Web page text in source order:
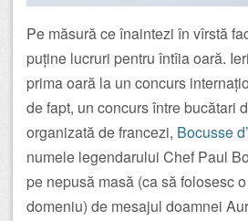
Pe măsură ce înaintezi în vîrstă
puține lucruri pentru întîia oară.
prima oară la un concurs
de fapt, un concurs între bucătari
organizată de francezi, Bocusse
numele legendarului Chef Paul
pe nepusă masă (ca să folosesc
domeniu) de mesajul doamnei